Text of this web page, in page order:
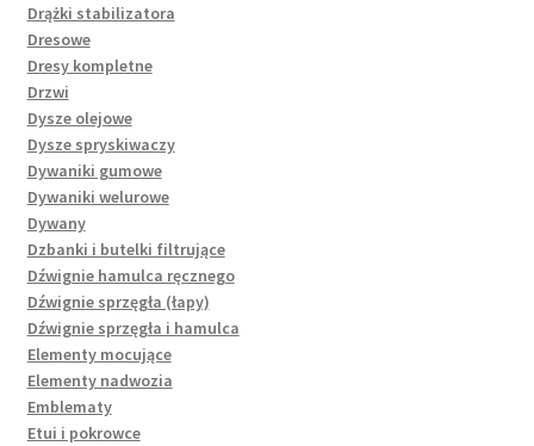
Drążki stabilizatora
Dresowe
Dresy kompletne
Drzwi
Dysze olejowe
Dysze spryskiwaczy
Dywaniki gumowe
Dywaniki welurowe
Dywany
Dzbanki i butelki filtrujące
Dźwignie hamulca ręcznego
Dźwignie sprzęgła (łapy)
Dźwignie sprzęgła i hamulca
Elementy mocujące
Elementy nadwozia
Emblematy
Etui i pokrowce